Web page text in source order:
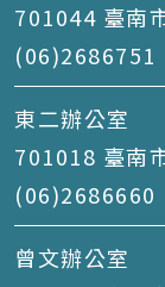
701044 臺南
(06)2686751
東二辦公室
701018 臺南
(06)2686660
曾文辦公室